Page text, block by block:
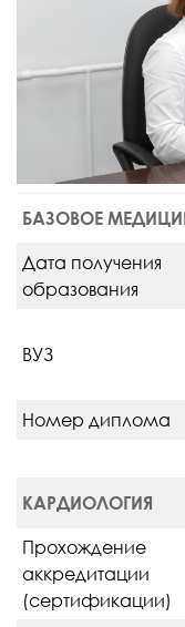
БАЗОВОЕ
Дата получения
образования
ВУЗ
Номер диплома
КАРДИОЛОГИЯ
Прохождение
аккредитации
(сертификации)